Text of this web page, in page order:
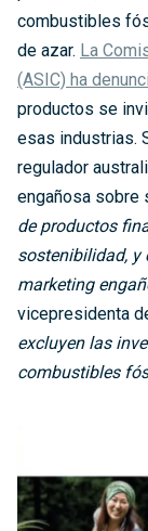
combustibles
de azar. La
(ASIC) ha
productos se
esas industrias.
regulador
engañosa sobre
de productos
sostenibilidad, y
marketing
vicepresidenta
excluyen las
combustibles